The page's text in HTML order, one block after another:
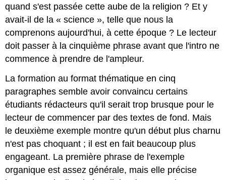
quand s'est passée cette aube de la religion ? Et y
avait-il de la « science », telle que nous la
comprenons aujourd'hui, à cette époque ? Le lecteur
doit passer à la cinquième phrase avant que l'intro ne
commence à prendre de l'ampleur.
La formation au format thématique en cinq
paragraphes semble avoir convaincu certains
étudiants rédacteurs qu'il serait trop brusque pour le
lecteur de commencer par des textes de fond. Mais
le deuxième exemple montre qu'un début plus charnu
n'est pas choquant ; il est en fait beaucoup plus
engageant. La première phrase de l'exemple
organique est assez générale, mais elle précise